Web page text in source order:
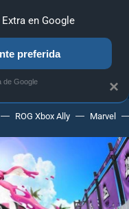
SONY NINTENDO
ROG Xbox Ally Marvel
×
en Google
preferida
de Google